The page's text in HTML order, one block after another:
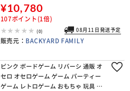
ーツ ゲーム 外遊び 学習 フィンランド
北欧 モルック ギフト
¥10,780
107ポイント(1倍)
(0) 08月11日発送予定
販売元： BACKYARD FAMILY
ピンク ボードゲーム リバーシ 通販 オ
セロ オセロゲーム ゲーム パーティー
ゲーム レトロゲーム おもちゃ 玩具 持